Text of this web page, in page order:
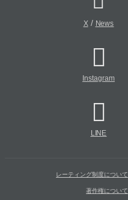
X/ News
Instagram
LINE
レーティング制度について
著作権について